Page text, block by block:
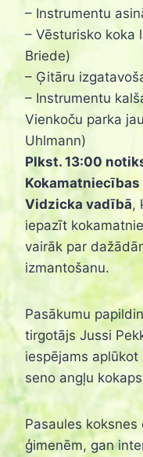
– Instrumentu
– Vēsturisko koka
Briede)
– Ģitāru
– Instrumentu
Vienkoču parka
Uhlmann)
Plkst. 13:00
Vidzicka vadībā,
iepazīt
vairāk par
izmantošanu.
Pasākumu
tirgotājs Jussi
iespējams
seno angļu
Pasaules
ģimenēm, gan